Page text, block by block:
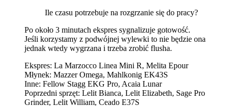
Ile czasu potrzebuje na rozgrzanie się do pracy?
Po około 3 minutach ekspres sygnalizuje gotowość.
Jeśli korzystamy z podwójnej wylewki to nie będzie ona
jednak wtedy wygrzana i trzeba zrobić flusha.
Ekspres: La Marzocco Linea Mini R, Melita Epour
Młynek: Mazzer Omega, Mahlkonig EK43S
Inne: Fellow Stagg EKG Pro, Acaia Lunar
Poprzedni sprzęt: Lelit Bianca, Lelit Elizabeth, Sage Pro
Grinder, Lelit William, Ceado E37S